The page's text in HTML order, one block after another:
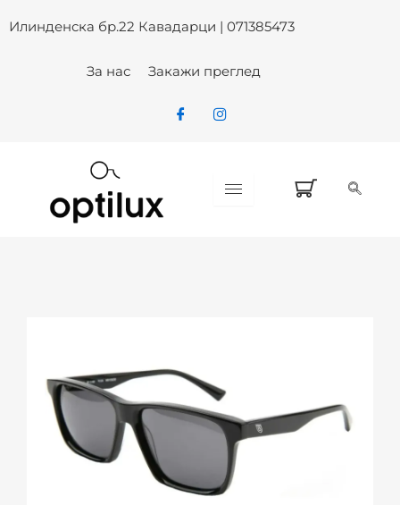
toИлинденска бр.22 Кавадарци | 071385473
За нас Закажи преглед